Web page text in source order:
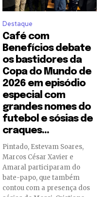
Destaque
Café com
Benefícios debate
os bastidores da
Copa do Mundo de
2026 em episódio
especial com
grandes nomes do
futebol e sósias de
craques...
Pintado, Estevam Soares,
Marcos César Xavier e
Amaral participaram do
bate-papo, que também
contou com a presença dos